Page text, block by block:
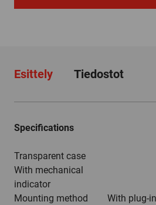
Esittely Tiedostot
Specifications
Transparent case
With mechanical
indicator
Mounting method
With plug-